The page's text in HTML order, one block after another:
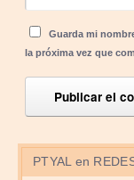
Guarda mi
la próxima vez que
PTYAL en